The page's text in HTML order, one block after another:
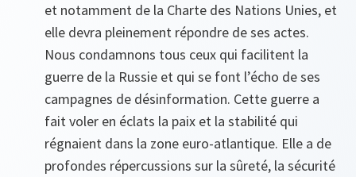
et notamment de la Charte des Nations Unies, et
elle devra pleinement répondre de ses actes.
Nous condamnons tous ceux qui facilitent la
guerre de la Russie et qui se font l’écho de ses
campagnes de désinformation. Cette guerre a
fait voler en éclats la paix et la stabilité qui
régnaient dans la zone euro-atlantique. Elle a de
profondes répercussions sur la sûreté, la sécurité